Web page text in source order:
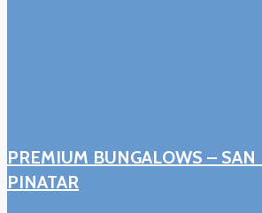
PREMIUM BUNGALOWS –
PINATAR